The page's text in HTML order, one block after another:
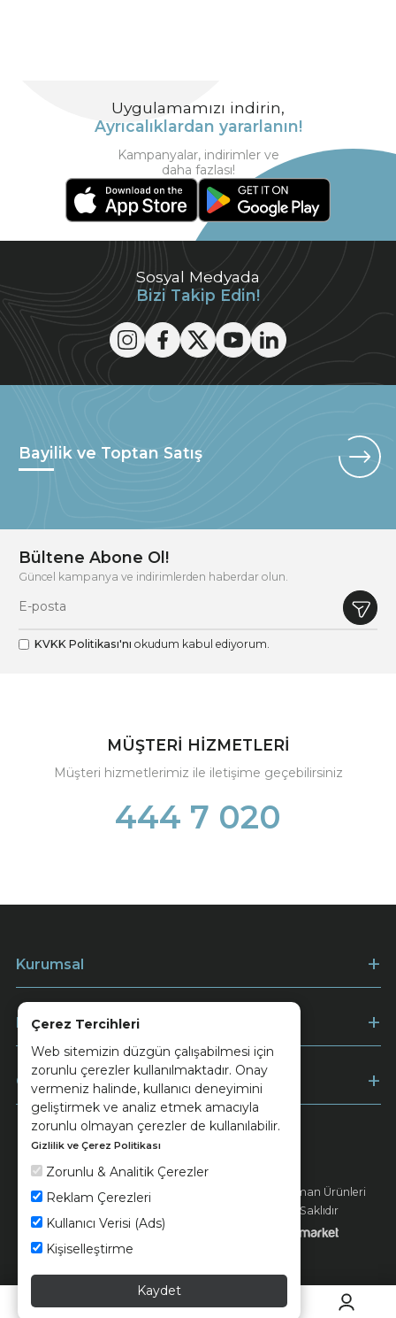
Çerez Tercihleri
Web sitemizin düzgün çalışabilmesi için
zorunlu çerezler kullanılmaktadır. Onay
vermeniz halinde, kullanıcı deneyimini
geliştirmek ve analiz etmek amacıyla
zorunlu olmayan çerezler de kullanılabilir.
Gizlilik ve Çerez Politikası
Zorunlu & Analitik Çerezler
Reklam Çerezleri
Kullanıcı Verisi (Ads)
Kişiselleştirme
Kaydet
Sosyal Medyada
Bizi Takip Edin!
Uygulamamızı indirin,
Ayrıcalıklardan yararlanın!
Kampanyalar, indirimler ve
daha fazlası!
Bayilik ve Toptan Satış
Bültene Abone Ol!
Güncel kampanya ve indirimlerden haberdar olun.
KVKK Politikası'nı okudum kabul ediyorum.
MÜŞTERİ HİZMETLERİ
Müşteri hizmetlerimiz ile iletişime geçebilirsiniz
444 7 020
Kurumsal
Müşteri Hizmetleri
Ödeme
© 2026 Ünsa Madencilik Turizm Enerji Seramik Orman Ürünleri
Elektrik Üretim San. ve Tic. A.Ş. - Tüm Hakları Saklıdır